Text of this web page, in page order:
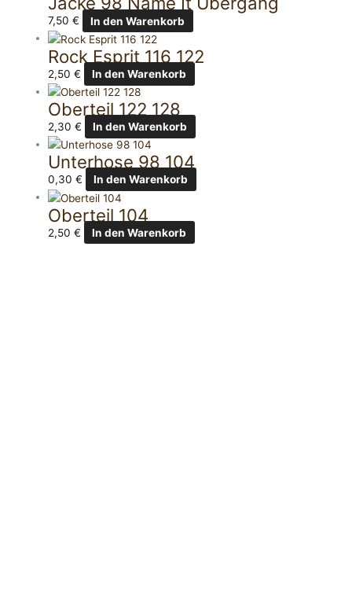
7,50€ In den Warenkorb
Rock Esprit 116 122
2,50€ In den Warenkorb
Oberteil 122 128
2,30€ In den Warenkorb
Unterhose 98 104
0,30€ In den Warenkorb
Oberteil 104
2,50€ In den Warenkorb